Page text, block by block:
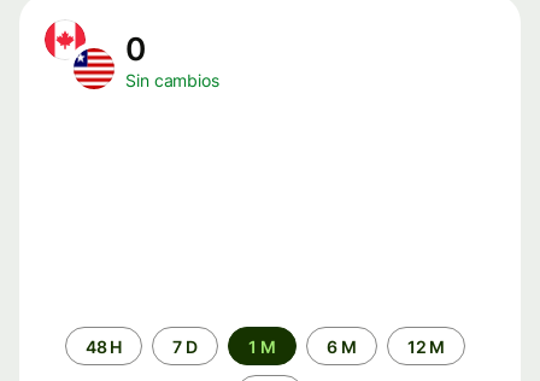
0
Sin cambios
Periodo48 H 7 D 1 M 6 M 12 M